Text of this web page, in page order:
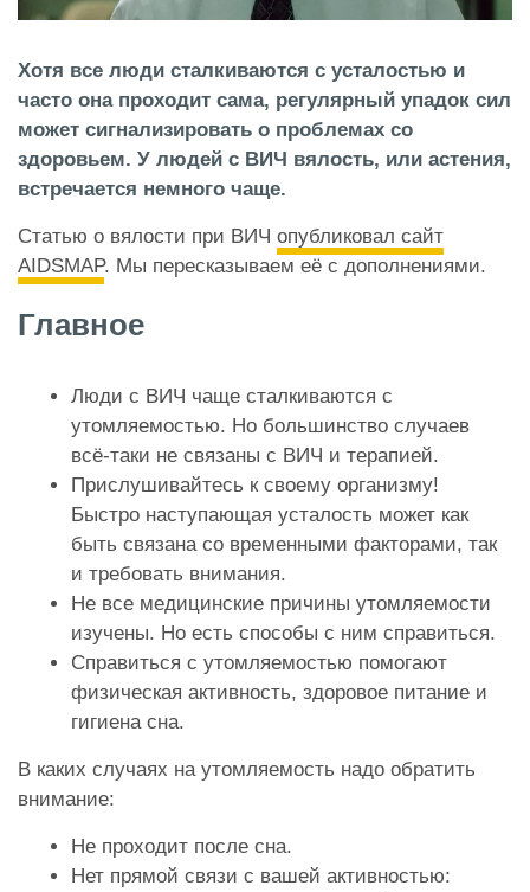
Хотя все люди сталкиваются с усталостью и
часто она проходит сама, регулярный упадок сил
может сигнализировать о проблемах со
здоровьем. У людей с ВИЧ вялость, или астения,
встречается немного чаще.
Статью о вялости при ВИЧ опубликовал сайт
AIDSMAP. Мы пересказываем её с дополнениями.
Главное
Люди с ВИЧ чаще сталкиваются с
утомляемостью. Но большинство случаев
всё-таки не связаны с ВИЧ и терапией.
Прислушивайтесь к своему организму!
Быстро наступающая усталость может как
быть связана со временными факторами, так
и требовать внимания.
Не все медицинские причины утомляемости
изучены. Но есть способы с ним справиться.
Справиться с утомляемостью помогают
физическая активность, здоровое питание и
гигиена сна.
В каких случаях на утомляемость надо обратить
внимание:
Не проходит после сна.
Нет прямой связи с вашей активностью: